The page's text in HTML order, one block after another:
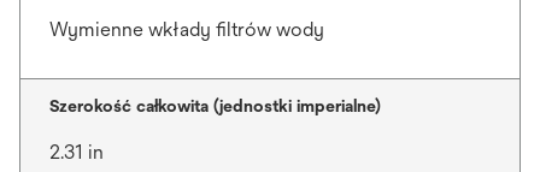
Wymienne wkłady filtrów wody
Szerokość całkowita (jednostki imperialne)
2.31 in